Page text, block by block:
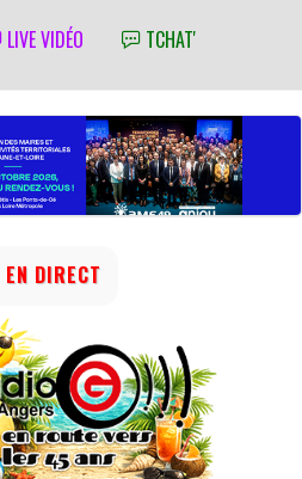
LIVE VIDÉO TCHAT'
EN DIRECT